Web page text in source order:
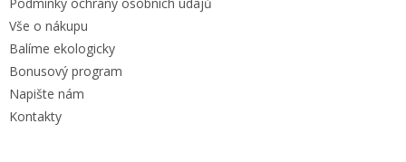
Vše o nákupu
Balíme ekologicky
Bonusový program
Napište nám
Kontakty